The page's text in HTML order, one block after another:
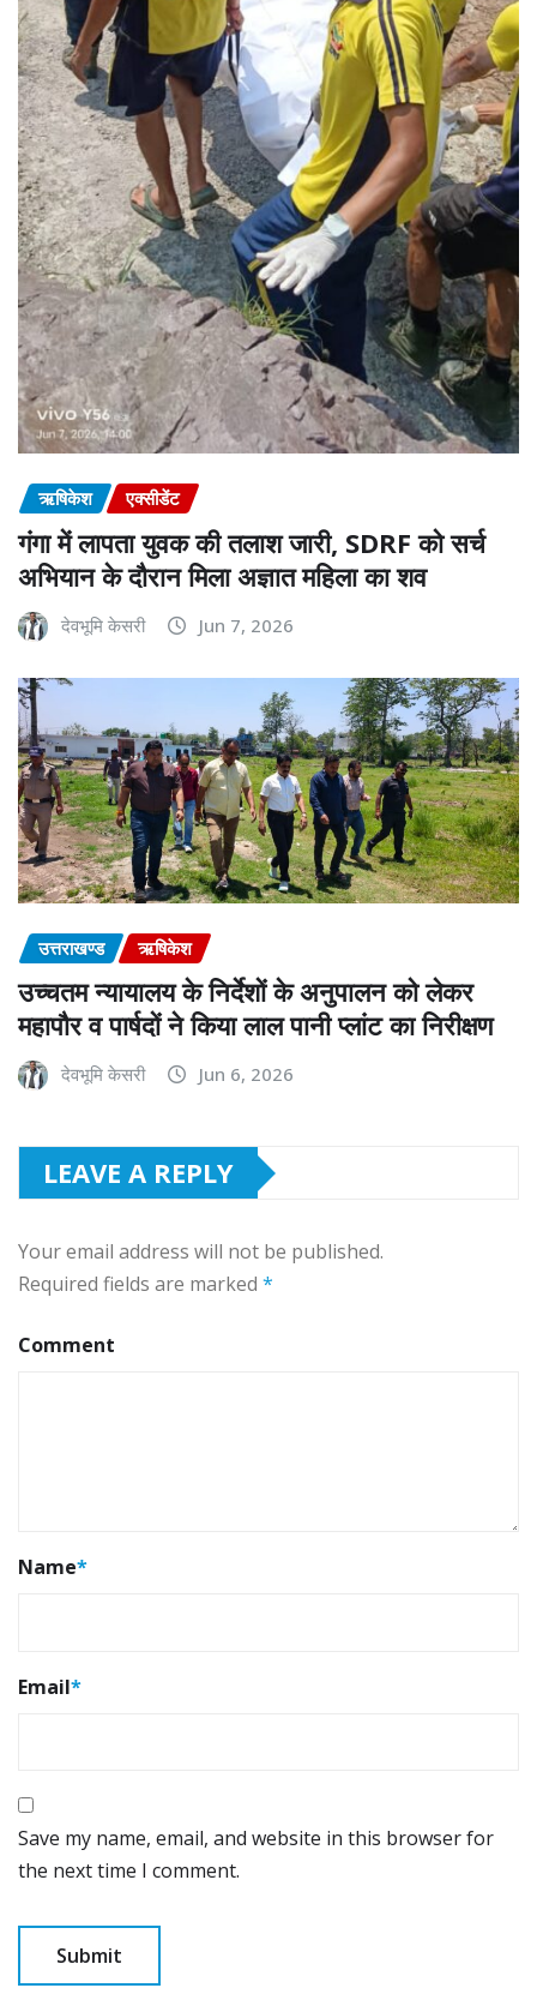
ऋषिकेश एक्सीडेंट
गंगा में लापता युवक की तलाश जारी, SDRF को सर्च
अभियान के दौरान मिला अज्ञात महिला का शव
देवभूमि केसरी Jun 7, 2026
उत्तराखण्ड ऋषिकेश
उच्चतम न्यायालय के निर्देशों के अनुपालन को लेकर
महापौर व पार्षदों ने किया लाल पानी प्लांट का निरीक्षण
देवभूमि केसरी Jun 6, 2026
LEAVE A REPLY
Your email address will not be published.
Required fields are marked *
Comment
Name*
Email*
Save my name, email, and website in this browser for
the next time I comment.